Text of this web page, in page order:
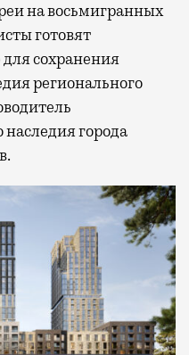
на восьмигранных
готовят
сохранения
регионального
города